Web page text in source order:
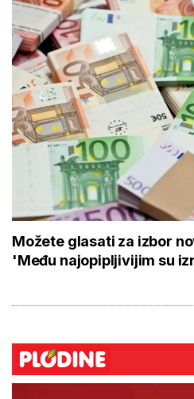
Možete glasati za izbor
'Među najopipljivijim su